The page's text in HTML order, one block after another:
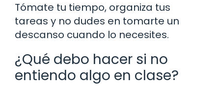
Tómate tu tiempo, organiza tus
tareas y no dudes en tomarte un
descanso cuando lo necesites.
¿Qué debo hacer si no
entiendo algo en clase?